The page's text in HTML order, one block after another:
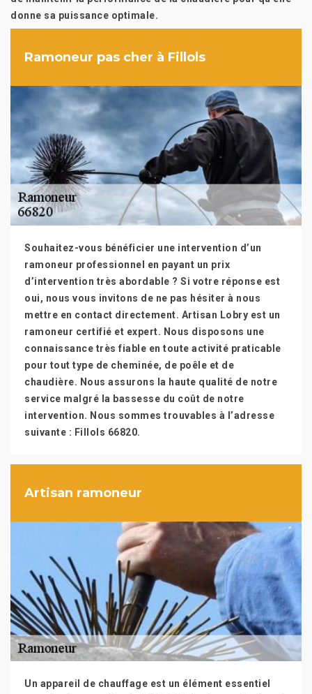
donne sa puissance optimale.
Ramoneur pas cher à Fillols
Souhaitez-vous bénéficier une intervention d’un
ramoneur professionnel en payant un prix
d’intervention très abordable ? Si votre réponse est
oui, nous vous invitons de ne pas hésiter à nous
mettre en contact directement. Artisan Lobry est un
ramoneur certifié et expert. Nous disposons une
connaissance très fiable en toute activité praticable
pour tout type de cheminée, de poêle et de
chaudière. Nous assurons la haute qualité de notre
service malgré la bassesse du coût de notre
intervention. Nous sommes trouvables à l’adresse
suivante : Fillols 66820.
Artisan ramoneur
Un appareil de chauffage est un élément essentiel